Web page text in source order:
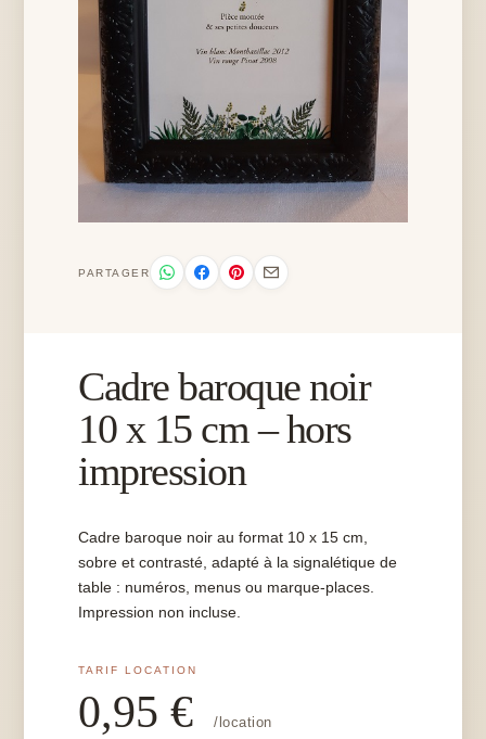
PARTAGER
Cadre baroque noir
10 x 15 cm – hors
impression
Cadre baroque noir au format 10 x 15 cm,
sobre et contrasté, adapté à la signalétique de
table : numéros, menus ou marque-places.
Impression non incluse.
0,95€ /location